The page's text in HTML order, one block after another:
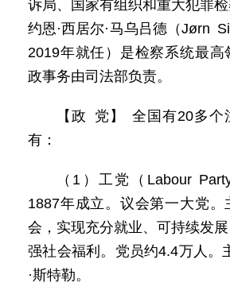
诉局、国家有组织和重大犯罪
约恩·西居尔·马乌吕德（Jørn
2019年就任）是检察系统最高
政事务由司法部负责。
【政 党】 全国有20多个
有：
（1）工党（Labour
1887年成立。议会第一大党。
会，实现充分就业、可持续发
强社会福利。党员约4.4万人。
·斯特勒。